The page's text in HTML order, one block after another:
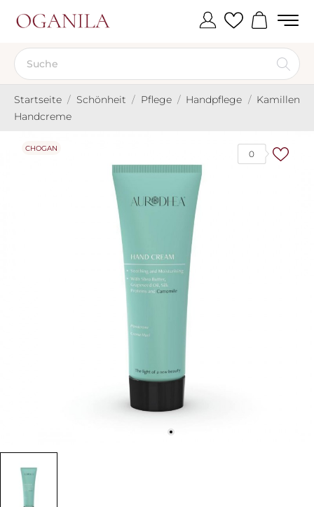
Startseite Schönheit Pflege Handpflege
Kamillen
Handcreme
0
CHOGAN